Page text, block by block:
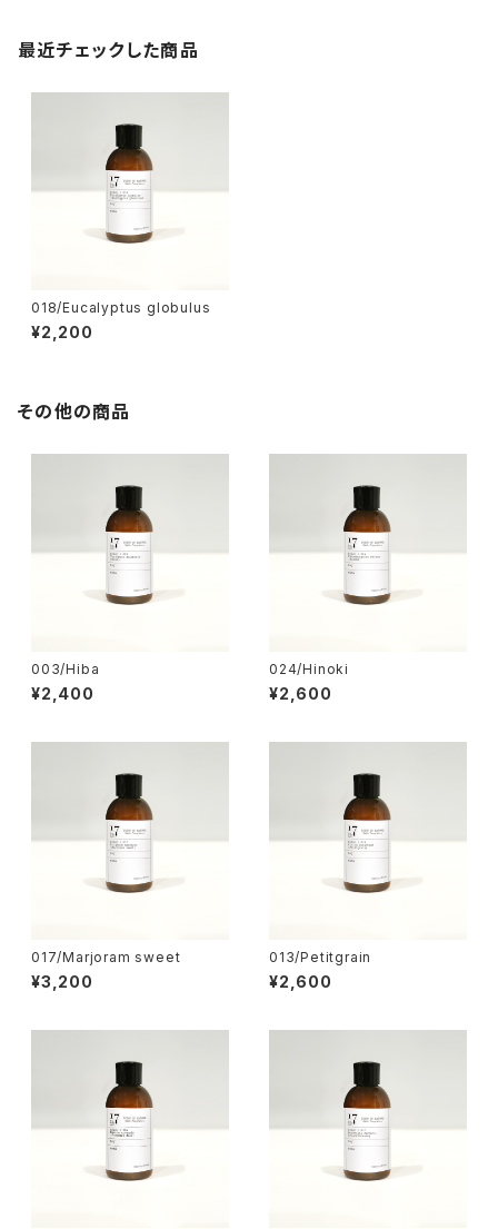
最近チェックした商品
018/Eucalyptus globulus
¥2,200
その他の商品
003/Hiba
¥2,400
024/Hinoki
¥2,600
017/Marjoram sweet
¥3,200
013/Petitgrain
¥2,600